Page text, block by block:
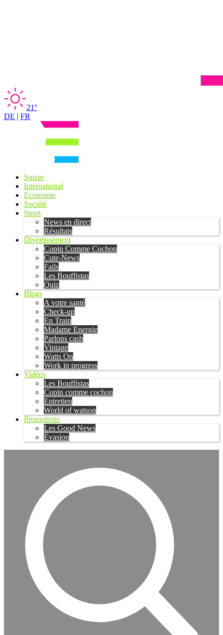
21°
DE | FR
Suisse
International
Economie
Société
Sport
News en direct
Résultats
Divertissement
Copin Comme Cochon
Cute-News
Fails
Les Bouffistas
Quiz
Blogs
A votre santé
Check-up
En Train
Madame Energie
Parlons cash
Vintage
Watts On
Work in progress
Vidéos
Les Bouffistas
Copin comme cochon
Entretien
World of watson
Promotions
Les Good News
Évasion